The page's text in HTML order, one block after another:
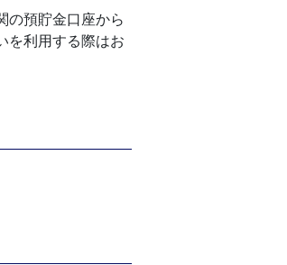
の預貯金口座から
を利用する際はお